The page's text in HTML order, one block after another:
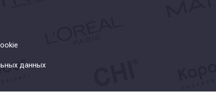
данных